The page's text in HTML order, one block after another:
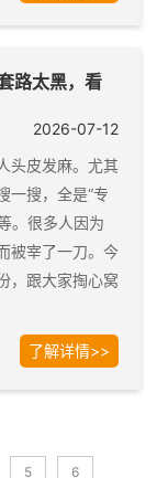
路太黑，看
2026-07-12
头皮发麻。尤其
一搜，全是“专
。很多人因为
被宰了一刀。今
，跟大家掏心窝
了解详情>>
5 6